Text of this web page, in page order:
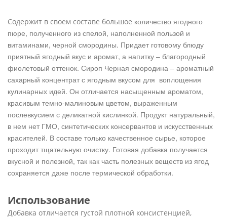
Содержит в своем составе большое количество ягодного
пюре, полученного из спелой, наполненной пользой и
витаминами, черной смородины. Придает готовому блюду
приятный ягодный вкус и аромат, а напитку – благородный
фиолетовый оттенок. Сироп Черная смородина – ароматный
сахарный концентрат с ягодным вкусом для воплощения
кулинарных идей. Он отличается насыщенным ароматом,
красивым темно-малиновым цветом, выраженным
послевкусием с деликатной кислинкой. Продукт натуральный,
в нем нет ГМО, синтетических консервантов и искусственных
красителей. В составе только качественное сырье, которое
проходит тщательную очистку. Готовая добавка получается
вкусной и полезной, так как часть полезных веществ из ягод
сохраняется даже после термической обработки.
Использование
Добавка отличается густой плотной консистенцией,